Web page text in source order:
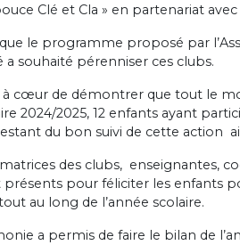
Clé et Cla » en partenariat
que le programme proposé par
a souhaité pérenniser ces clubs.
à cœur de démontrer que tout le
2024/2025, 12 enfants ayant
du bon suivi de cette action
des clubs, enseignantes,
présents pour féliciter les enfants
au long de l’année scolaire.
a permis de faire le bilan de